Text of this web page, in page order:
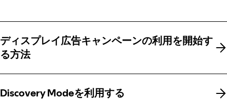
ディスプレイ広告キャンペーンの利用を開始す
る方法
ディスプレイ広告キャンペーンの利用を開始す
る方法
Discovery Modeを利用する
Discovery Modeを利用する